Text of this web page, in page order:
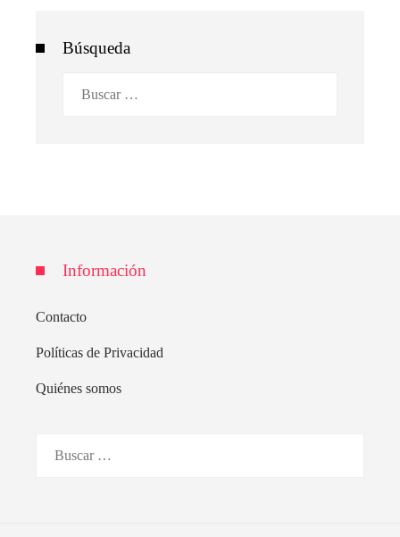
Búsqueda
Información
Contacto
Políticas de Privacidad
Quiénes somos